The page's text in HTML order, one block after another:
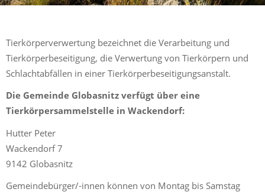
Tierkörperverwertung bezeichnet die Verarbeitung und
Tierkörperbeseitigung, die Verwertung von Tierkörpern und
Schlachtabfällen in einer Tierkörperbeseitigungsanstalt.
Die Gemeinde Globasnitz verfügt über eine
Tierkörpersammelstelle in Wackendorf:
Hutter Peter
Wackendorf 7
9142 Globasnitz
Gemeindebürger/-innen können von Montag bis Samstag